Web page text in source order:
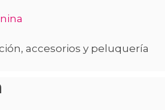
accesorios y peluquería